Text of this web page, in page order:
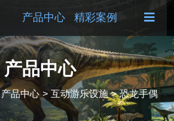
产品中心 精彩案例
产品中心
产品中心 > 互动游乐设施 > 恐龙手偶